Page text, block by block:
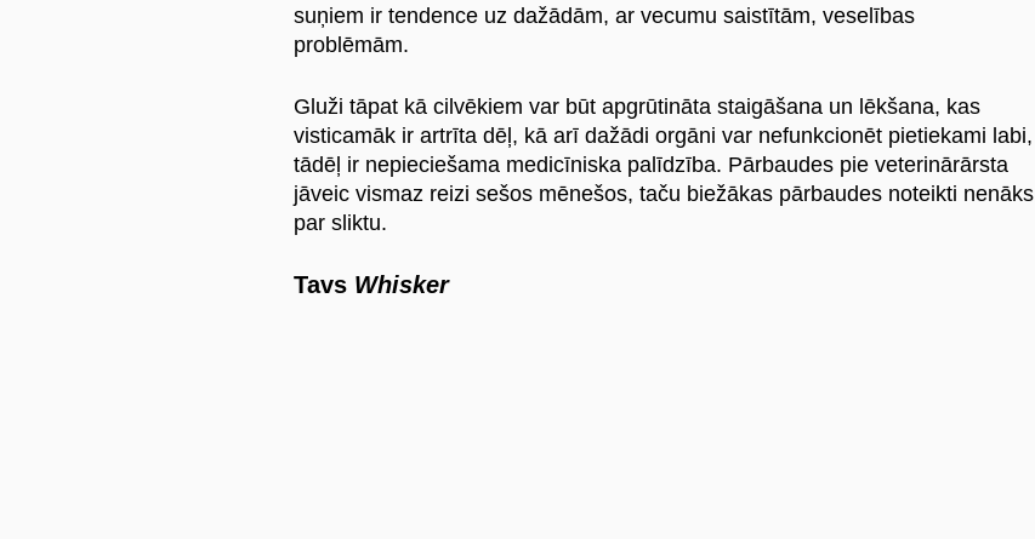
suņiem ir tendence uz dažādām, ar vecumu saistītām, veselības
problēmām.
Gluži tāpat kā cilvēkiem var būt apgrūtināta staigāšana un lēkšana, kas
visticamāk ir artrīta dēļ, kā arī dažādi orgāni var nefunkcionēt pietiekami labi,
tādēļ ir nepieciešama medicīniska palīdzība. Pārbaudes pie veterinārārsta
jāveic vismaz reizi sešos mēnešos, taču biežākas pārbaudes noteikti nenāks
par sliktu.
Tavs Whisker